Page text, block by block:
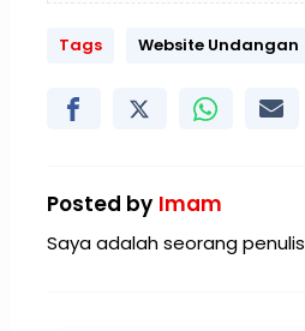
Tags Website Undangan
Posted by Imam
Saya adalah seorang